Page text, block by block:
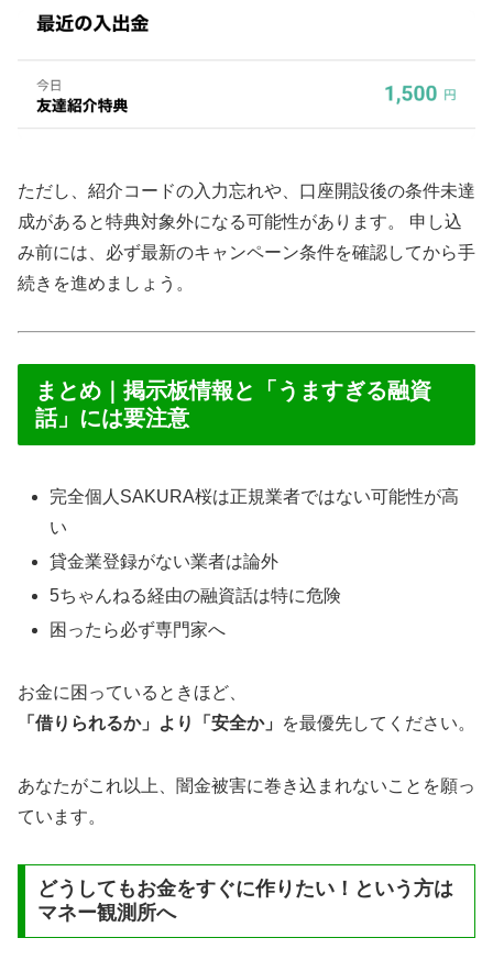
ただし、紹介コードの入力忘れや、口座開設後の条件未達
成があると特典対象外になる可能性があります。 申し込
み前には、必ず最新のキャンペーン条件を確認してから手
続きを進めましょう。
まとめ｜掲示板情報と「うますぎる融資
話」には要注意
完全個人SAKURA桜は正規業者ではない可能性が高
い
貸金業登録がない業者は論外
5ちゃんねる経由の融資話は特に危険
困ったら必ず専門家へ
お金に困っているときほど、
「借りられるか」より「安全か」
を最優先してください。
あなたがこれ以上、闇金被害に巻き込まれないことを願っ
ています。
どうしてもお金をすぐに作りたい！という方は
マネー観測所へ